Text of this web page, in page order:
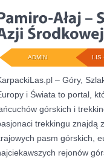
LIS
ADMIN
– Góry,
i Świata to portal,
górskich i
trekkingu znajdą
pasm górskich,
rejonów